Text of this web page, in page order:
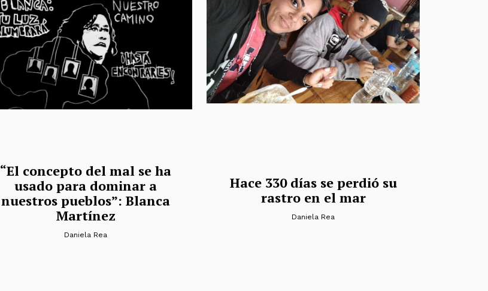
“El concepto del mal se ha
usado para dominar a
nuestros pueblos”: Blanca
Martínez
Daniela Rea
Hace 330 días se perdió su
rastro en el mar
Daniela Rea